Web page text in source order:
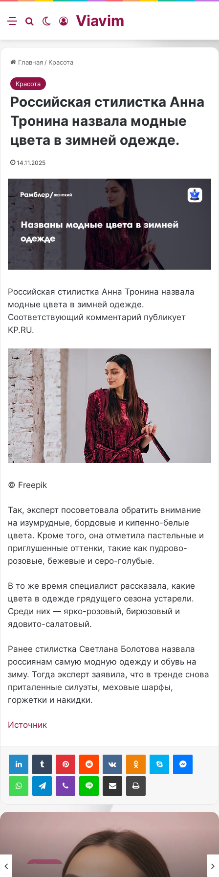
Меню ИскатьSwitch skin
Войти
Viavim
Главная / Красота
Красота
Российская стилистка Анна
Тронина назвала модные
цвета в зимней одежде.
14.11.2025
Российская стилистка Анна Тронина назвала
модные цвета в зимней одежде.
Соответствующий комментарий публикует
KP.RU.
© Freepik
Так, эксперт посоветовала обратить внимание
на изумрудные, бордовые и кипенно-белые
цвета. Кроме того, она отметила пастельные и
приглушенные оттенки, такие как пудрово-
розовые, бежевые и серо-голубые.
В то же время специалист рассказала, какие
цвета в одежде грядущего сезона устарели.
Среди них — ярко-розовый, бирюзовый и
ядовито-салатовый.
Ранее стилистка Светлана Болотова назвала
россиянам самую модную одежду и обувь на
зиму. Тогда эксперт заявила, что в тренде снова
приталенные силуэты, меховые шарфы,
горжетки и накидки.
Источник
Telegram
Красота
26.05.2026